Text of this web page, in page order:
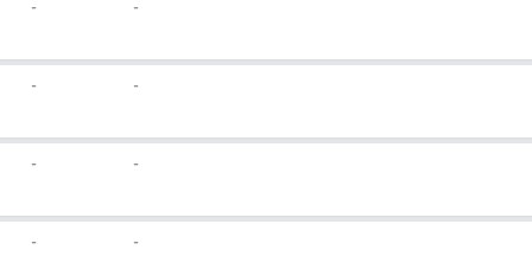
- -
- -
- -
- -